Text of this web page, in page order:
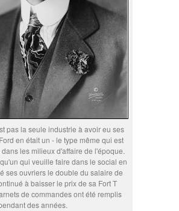
pas la seule industrie à avoir eu ses
en était un - le type même qui est
les milieux d'affaire de l'époque.
qui veuille faire dans le social en
ses ouvriers le double du salaire de
à baisser le prix de sa Fort T
de commandes ont été remplis
des années.